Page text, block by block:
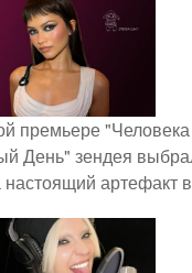
премьере
День" зендея
артефакт